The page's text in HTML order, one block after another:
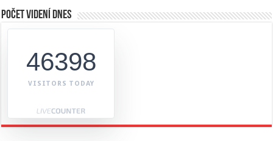
Počet videní dnes
46398
VISITORS TODAY